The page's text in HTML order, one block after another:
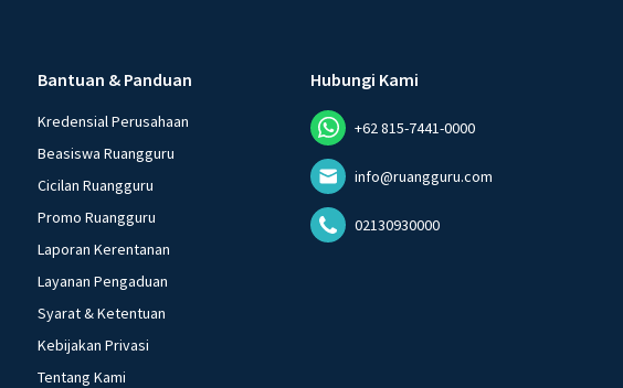
Bantuan & Panduan
Kredensial Perusahaan
Beasiswa Ruangguru
Cicilan Ruangguru
Promo Ruangguru
Laporan Kerentanan
Layanan Pengaduan
Syarat & Ketentuan
Kebijakan Privasi
Tentang Kami
Hubungi Kami
+62 815-7441-0000
info@ruangguru.com
02130930000